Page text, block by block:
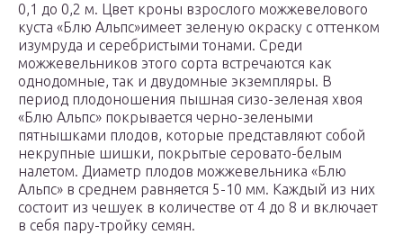
0,1 до 0,2 м. Цвет кроны взрослого можжевелового
куста «Блю Альпс»имеет зеленую окраску с оттенком
изумруда и серебристыми тонами. Среди
можжевельников этого сорта встречаются как
однодомные, так и двудомные экземпляры. В
период плодоношения пышная сизо-зеленая хвоя
«Блю Альпс» покрывается черно-зелеными
пятнышками плодов, которые представляют собой
некрупные шишки, покрытые серовато-белым
налетом. Диаметр плодов можжевельника «Блю
Альпс» в среднем равняется 5-10 мм. Каждый из них
состоит из чешуек в количестве от 4 до 8 и включает
в себя пару-тройку семян.